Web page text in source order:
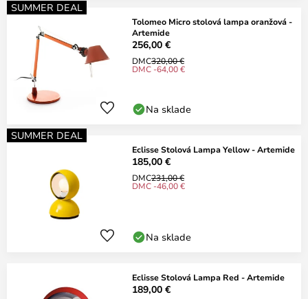
SUMMER DEAL
Tolomeo Micro stolová lampa oranžová -
Artemide
256,00 €
DMC320,00 €
DMC -64,00 €
Na sklade
SUMMER DEAL
Eclisse Stolová Lampa Yellow - Artemide
185,00 €
DMC231,00 €
DMC -46,00 €
Na sklade
Eclisse Stolová Lampa Red - Artemide
189,00 €